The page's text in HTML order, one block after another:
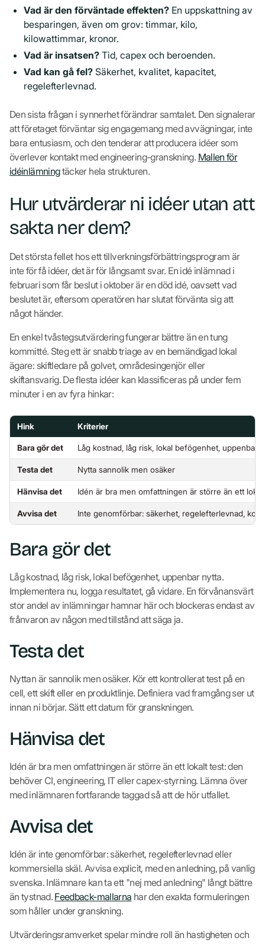
Vad är den förväntade effekten? En uppskattning av
besparingen, även om grov: timmar, kilo,
kilowattimmar, kronor.
Vad är insatsen? Tid, capex och beroenden.
Vad kan gå fel? Säkerhet, kvalitet, kapacitet,
regelefterlevnad.
Den sista frågan i synnerhet förändrar samtalet. Den signalerar
att företaget förväntar sig engagemang med avvägningar, inte
bara entusiasm, och den tenderar att producera idéer som
överlever kontakt med engineering-granskning. Mallen för
idéinlämningtäcker hela strukturen.
Hur utvärderar ni idéer utan att
sakta ner dem?
Det största fellet hos ett tillverkningsförbättringsprogram är
inte för få idéer, det är för långsamt svar. En idé inlämnad i
februari som får beslut i oktober är en död idé, oavsett vad
beslutet är, eftersom operatören har slutat förvänta sig att
något händer.
En enkel tvåstegsutvärdering fungerar bättre än en tung
kommitté. Steg ett är snabb triage av en bemändigad lokal
ägare: skiftledare på golvet, områdesingenjör eller
skiftansvarig. De flesta idéer kan klassificeras på under fem
minuter i en av fyra hinkar:
Hink Kriterier
Bara gör det Låg kostnad, låg risk, lokal befögenhet, uppenbar
Testa det Nytta sannolik men osäker
Hänvisa det Idén är bra men omfattningen är större än ett
Avvisa det Inte genomförbar: säkerhet, regelefterlevnad,
Bara gör det
Låg kostnad, låg risk, lokal befögenhet, uppenbar nytta.
Implementera nu, logga resultatet, gå vidare. En förvånansvärt
stor andel av inlämningar hamnar här och blockeras endast av
frånvaron av någon med tillstånd att säga ja.
Testa det
Nyttan är sannolik men osäker. Kör ett kontrollerat test på en
cell, ett skift eller en produktlinje. Definiera vad framgång ser ut
innan ni börjar. Sätt ett datum för granskningen.
Hänvisa det
Idén är bra men omfattningen är större än ett lokalt test: den
behöver CI, engineering, IT eller capex-styrning. Lämna över
med inlämnaren fortfarande taggad så att de hör utfallet.
Avvisa det
Idén är inte genomförbar: säkerhet, regelefterlevnad eller
kommersiella skäl. Avvisa explicit, med en anledning, på vanlig
svenska. Inlämnare kan ta ett "nej med anledning" långt bättre
än tystnad. Feedback-mallarna har den exakta formuleringen
som håller under granskning.
Utvärderingsramverket spelar mindre roll än hastigheten och